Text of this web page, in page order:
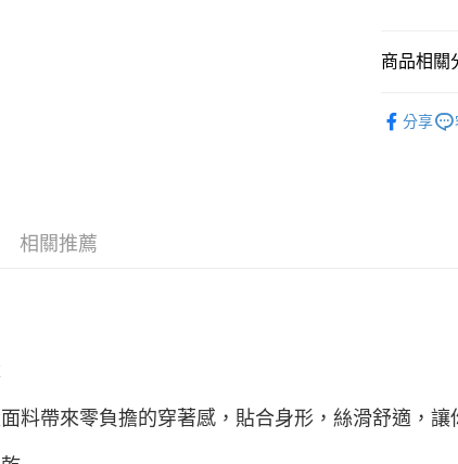
商品相關
分享
相關推薦
料帶來零負擔的穿著感，貼合身形，絲滑舒適，讓